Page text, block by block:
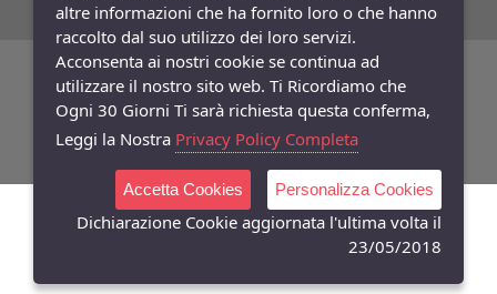
©Copyright 2026 Bifulco Abbigliamento- P.Iva: 07252141218
Powered:synchrosystem labs- Design:adesigner
altre informazioni che ha fornito loro o che hanno
raccolto dal suo utilizzo dei loro servizi.
Acconsenta ai nostri cookie se continua ad
utilizzare il nostro sito web. Ti Ricordiamo che
Ogni 30 Giorni Ti sarà richiesta questa conferma,
Leggi la Nostra Privacy Policy Completa
Accetta Cookies Personalizza Cookies
Dichiarazione Cookie aggiornata l'ultima volta il
23/05/2018